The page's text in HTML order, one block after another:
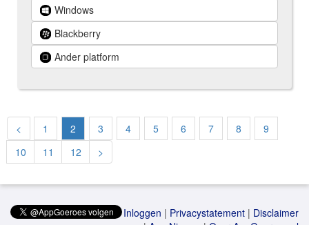
Windows
Blackberry
Ander platform
< 1 2 3 4 5 6 7 8
9
10
11 12 >
Inloggen | Privacystatement | Disclaimer